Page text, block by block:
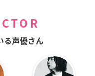
る声優さん